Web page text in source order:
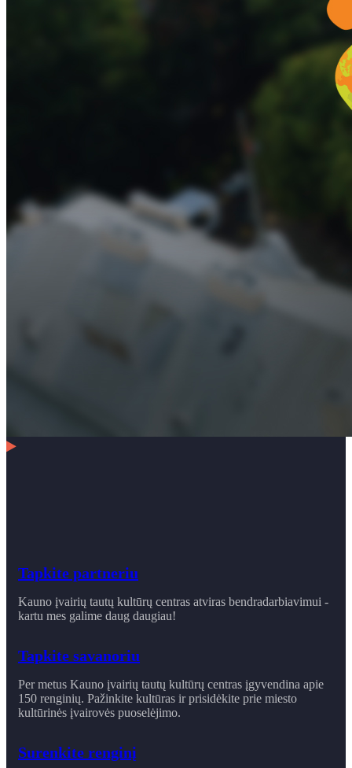
Tapkite partneriu
Kauno įvairių tautų kultūrų centras atviras bendradarbiavimui -
kartu mes galime daug daugiau!
Tapkite savanoriu
Per metus Kauno įvairių tautų kultūrų centras įgyvendina apie
150 renginių. Pažinkite kultūras ir prisidėkite prie miesto
kultūrinės įvairovės puoselėjimo.
Surenkite renginį